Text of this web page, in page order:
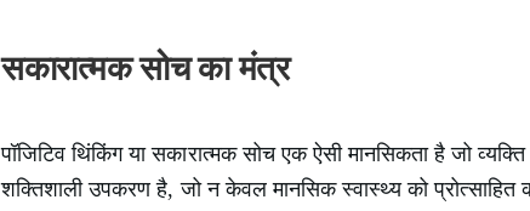
सकारात्मक सोच का मंत्र
पॉजिटिव थिंकिंग या सकारात्मक सोच एक ऐसी मानसिकता है जो
शक्तिशाली उपकरण है, जो न केवल मानसिक स्वास्थ्य को